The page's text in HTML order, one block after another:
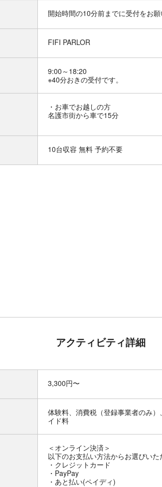
開始時間の10分前までに受付をお願
FIFI PARLOR
9:00～18:20
※40分おきの受付です。
お車でお越しの方
名護市街から車で15分
10台収容 無料 予約不要
アクティビティ詳細
3,300円〜
体験料、消費税（登録事業者のみ
イド料
＜オンライン決済＞
以下のお支払い方法からお選びいた
・クレジットカード
・PayPay
・あと払い(ペイディ)